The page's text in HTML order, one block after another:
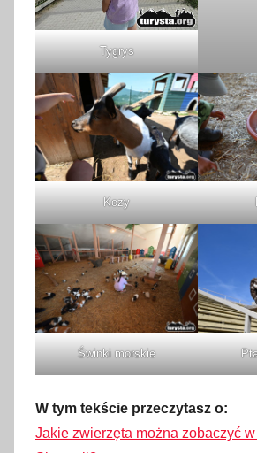
Tygrys
Kozy
Świnki morskie
W tym tekście przeczytasz o:
Jakie zwierzęta można zobaczyć